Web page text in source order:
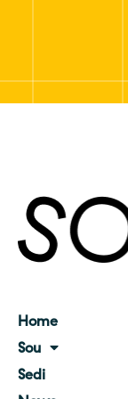
Home
Sou
Sedi